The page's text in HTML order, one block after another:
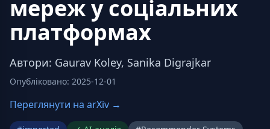
мереж у соціальних
платформах
Автори: Gaurav Koley, Sanika Digrajkar
Опубліковано: 2025-12-01
Переглянути на arXiv →